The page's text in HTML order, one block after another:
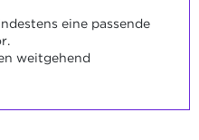
eine passende
weitgehend